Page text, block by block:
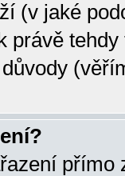
(v jaké
právě
přímo